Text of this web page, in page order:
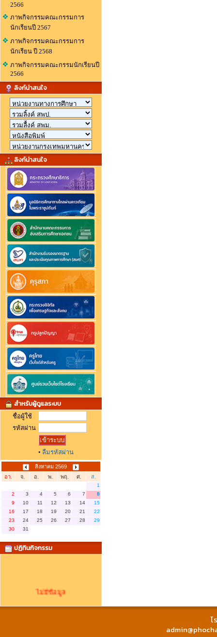
2566
ภาพกิจกรรมคณะกรรมการ
นักเรียนปี 2567
ภาพกิจกรรมคณะกรรมการ
นักเรียน ปี 2568
ภาพกิจกรรมคณะกรรมนักเรียนปี
2566
ลิงก์น่าสนใจ
ลิงก์น่าสนใจ
สำหรับผู้ดูแลระบบ
ชื่อผู้ใช้
รหัสผ่าน
• ลืมรหัสผ่าน
สิงหาคม 2569
อา.
จ. อ. พ. พฤ. ศ. ส.
1
2
3 4 5 6 7
8
9
10 11 12 13 14
15
16
17 18 19 20 21
22
23
24 25 26 27 28
29
30
31
ปฏิทินกิจกรรม
โ